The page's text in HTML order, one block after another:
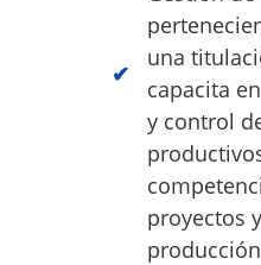
una
capacita
y control
proyectos